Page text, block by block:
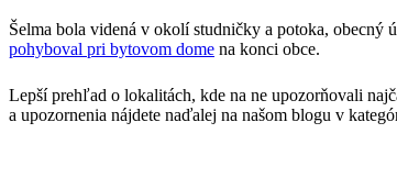
Šelma bola videná v okolí studničky a potoka, obecný
pohyboval pri bytovom dome na konci obce.
Lepší prehľad o lokalitách, kde na ne upozorňovali
a upozornenia nájdete naďalej na našom blogu v